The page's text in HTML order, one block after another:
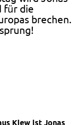
für die
brechen.
Kiew ist Jonas